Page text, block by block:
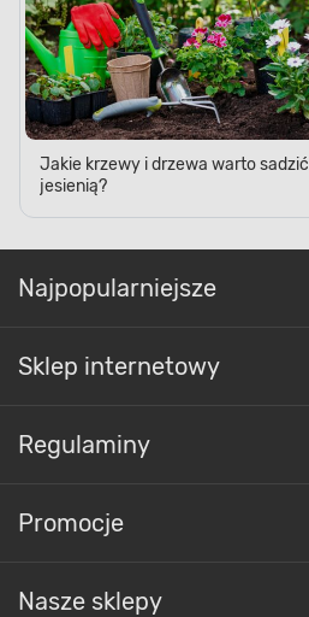
Jakie krzewy i drzewa warto sadzić
jesienią?
Najpopularniejsze
Sklep internetowy
Regulaminy
Promocje
Nasze sklepy